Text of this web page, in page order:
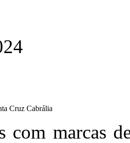
Cruz Cabrália
com marcas